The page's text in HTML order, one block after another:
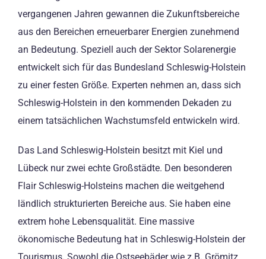
vergangenen Jahren gewannen die Zukunftsbereiche
aus den Bereichen erneuerbarer Energien zunehmend
an Bedeutung. Speziell auch der Sektor Solarenergie
entwickelt sich für das Bundesland Schleswig-Holstein
zu einer festen Größe. Experten nehmen an, dass sich
Schleswig-Holstein in den kommenden Dekaden zu
einem tatsächlichen Wachstumsfeld entwickeln wird.
Das Land Schleswig-Holstein besitzt mit Kiel und
Lübeck nur zwei echte Großstädte. Den besonderen
Flair Schleswig-Holsteins machen die weitgehend
ländlich strukturierten Bereiche aus. Sie haben eine
extrem hohe Lebensqualität. Eine massive
ökonomische Bedeutung hat in Schleswig-Holstein der